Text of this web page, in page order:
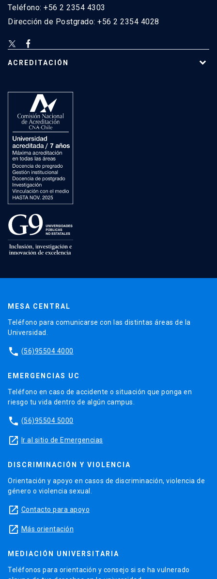
Teléfono: +56 2 2354 4303
Dirección de Postgrado: +56 2 2354 4028
ACREDITACIÓN
MESA CENTRAL
Teléfono para comunicarse con las distintas áreas de la
Universidad.
phone (56)95504 4000
EMERGENCIAS UC
Teléfono en caso de accidente o situación que ponga en
riesgo tu vida dentro de algún campus.
phone (56)95504 5000
launch Ir al sitio de Emergencias
DISCRIMINACIÓN Y VIOLENCIA
Orientación y apoyo en casos de discriminación, violencia de
género o violencia sexual.
launch Contacto para apoyo
launch Más orientación
MEDIACIÓN UNIVERSITARIA
Teléfonos para orientación y consejo si se ha vulnerado